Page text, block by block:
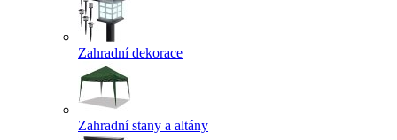
Zahradní dekorace
Zahradní stany a altány